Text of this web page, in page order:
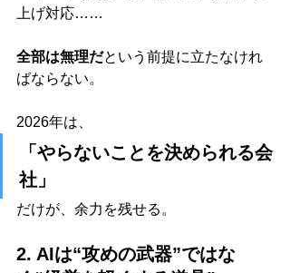
上げ対応……
全部は無理だという前提に立たなけれ
ばならない。
2026年は、
「やらないことを決められる会
社」
だけが、余力を残せる。
2. AIは“攻めの武器”ではな